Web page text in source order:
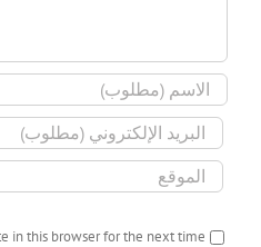
in this browser for the next time